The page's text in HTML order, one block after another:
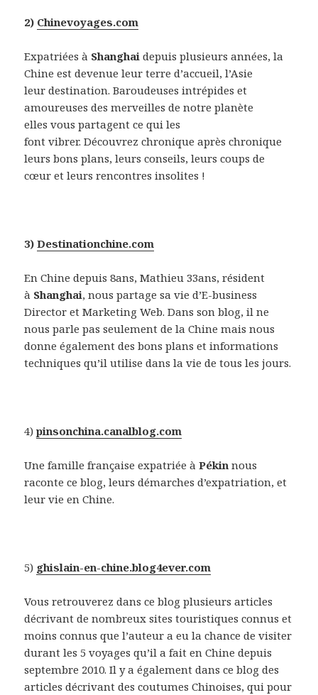
2) Chinevoyages.com
Expatriées à Shanghai depuis plusieurs années, la
Chine est devenue leur terre d’accueil, l’Asie
leur destination. Baroudeuses intrépides et
amoureuses des merveilles de notre planète
elles vous partagent ce qui les
font vibrer. Découvrez chronique après chronique
leurs bons plans, leurs conseils, leurs coups de
cœur et leurs rencontres insolites !
3)Destinationchine.com
En Chine depuis 8ans, Mathieu 33ans, résident
à Shanghai, nous partage sa vie d’E-business
Director et Marketing Web. Dans son blog, il ne
nous parle pas seulement de la Chine mais nous
donne également des bons plans et informations
techniques qu’il utilise dans la vie de tous les jours.
4)pinsonchina.canalblog.com
Une famille française expatriée àPékin nous
raconte ce blog, leurs démarches d’expatriation, et
leur vie en Chine.
5) ghislain-en-chine.blog4ever.com
Vous retrouverez dans ce blog plusieurs articles
décrivant de nombreux sites touristiques connus et
moins connus que l’auteur a eu la chance de visiter
durant les 5 voyages qu’il a fait en Chine depuis
septembre 2010. Il y a également dans ce blog des
articles décrivant des coutumes Chinoises, qui pour